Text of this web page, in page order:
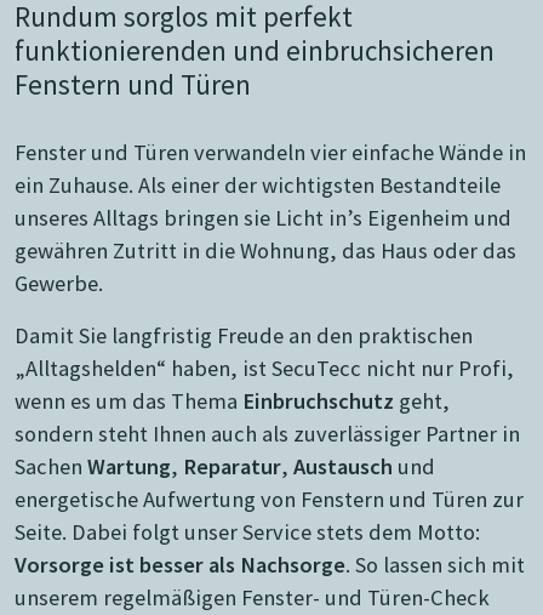
Rundum sorglos mit perfekt
funktionierenden und einbruchsicheren
Fenstern und Türen
Fenster und Türen verwandeln vier einfache Wände in
ein Zuhause. Als einer der wichtigsten Bestandteile
unseres Alltags bringen sie Licht in’s Eigenheim und
gewähren Zutritt in die Wohnung, das Haus oder das
Gewerbe.
Damit Sie langfristig Freude an den praktischen
„Alltagshelden“ haben, ist SecuTecc nicht nur Profi,
wenn es um das Thema Einbruchschutz geht,
sondern steht Ihnen auch als zuverlässiger Partner in
Sachen Wartung, Reparatur, Austausch und
energetische Aufwertung von Fenstern und Türen zur
Seite. Dabei folgt unser Service stets dem Motto:
Vorsorge ist besser als Nachsorge. So lassen sich mit
unserem regelmäßigen Fenster- und Türen-Check